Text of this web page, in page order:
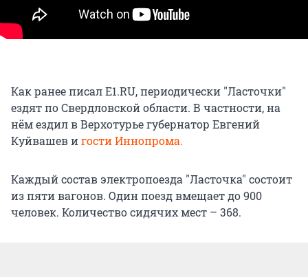
Как ранее писал Е1.RU, периодически "Ласточки"
ездят по Свердловской области. В частности, на
нём ездил в Верхотурье губернатор Евгений
Куйвашев игости Иннопрома.
Каждый состав электропоезда "Ласточка" состоит
из пяти вагонов. Один поезд вмещает до 900
человек. Количество сидячих мест – 368.